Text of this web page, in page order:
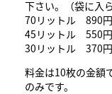
下さい。（袋に入
70リットル 890円
45リットル 550円
30リットル 370円
料金は10枚の金額
のみです。